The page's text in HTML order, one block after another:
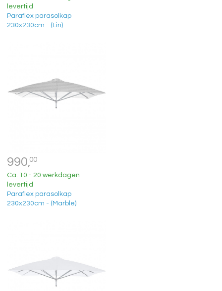
levertijd
Paraflex parasolkap
230x230cm - (Lin)
990,00
Ca. 10 - 20 werkdagen
levertijd
Paraflex parasolkap
230x230cm - (Marble)